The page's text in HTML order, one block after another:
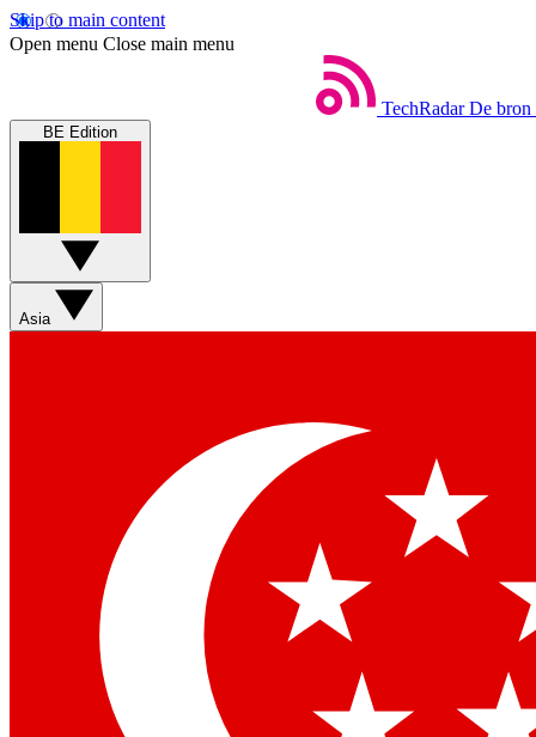
Skip to main content
Open menu Close main menu
TechRadar De bron
BE Edition
Asia